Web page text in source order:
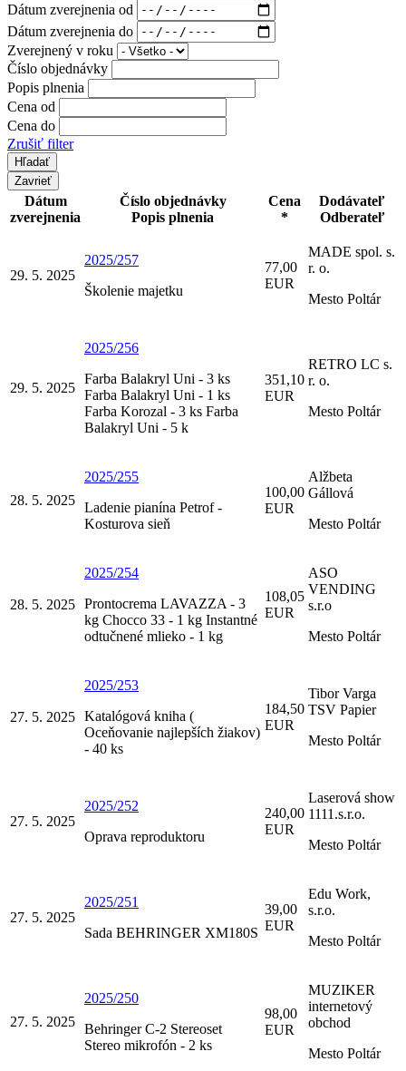
Dátum zverejnenia od
Dátum zverejnenia do
Zverejnený v roku
Číslo objednávky
Popis plnenia
Cena od
Cena do
Zrušiť filter
Zavrieť
Dátum
zverejnenia
Číslo objednávky
Popis plnenia
Cena
*
Dodávateľ
Odberateľ
29. 5. 2025
2025/257
Školenie majetku
77,00
EUR
MADE spol. s.
r. o.
Mesto Poltár
29. 5. 2025
2025/256
Farba Balakryl Uni - 3 ks
Farba Balakryl Uni - 1 ks
Farba Korozal - 3 ks Farba
Balakryl Uni - 5 k
351,10
EUR
RETRO LC s.
r. o.
Mesto Poltár
28. 5. 2025
2025/255
Ladenie pianína Petrof -
Kosturova sieň
100,00
EUR
Alžbeta
Gállová
Mesto Poltár
28. 5. 2025
2025/254
Prontocrema LAVAZZA - 3
kg Chocco 33 - 1 kg Instantné
odtučnené mlieko - 1 kg
108,05
EUR
ASO
VENDING
s.r.o
Mesto Poltár
27. 5. 2025
2025/253
Katalógová kniha (
Oceňovanie najlepších žiakov)
- 40 ks
184,50
EUR
Tibor Varga
TSV Papier
Mesto Poltár
27. 5. 2025
2025/252
Oprava reproduktoru
240,00
EUR
Laserová show
1111.s.r.o.
Mesto Poltár
27. 5. 2025
2025/251
Sada BEHRINGER XM180S
39,00
EUR
Edu Work,
s.r.o.
Mesto Poltár
27. 5. 2025
2025/250
Behringer C-2 Stereoset
Stereo mikrofón - 2 ks
98,00
EUR
MUZIKER
internetový
obchod
Mesto Poltár